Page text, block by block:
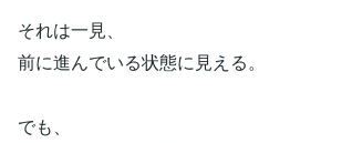
それは一見、
前に進んでいる状態に見える。
でも、